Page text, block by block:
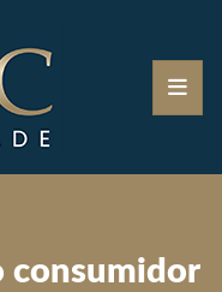
consumidor